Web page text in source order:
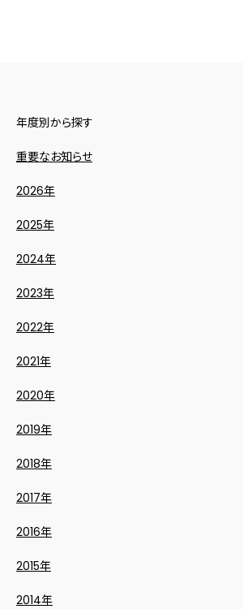
年度別から探す
重要なお知らせ
2026年
2025年
2024年
2023年
2022年
2021年
2020年
2019年
2018年
2017年
2016年
2015年
2014年